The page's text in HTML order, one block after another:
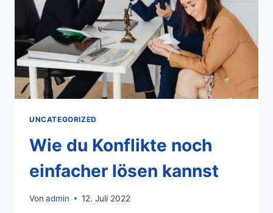
UNCATEGORIZED
Wie du Konflikte noch
einfacher lösen kannst
Von admin 12. Juli 2022